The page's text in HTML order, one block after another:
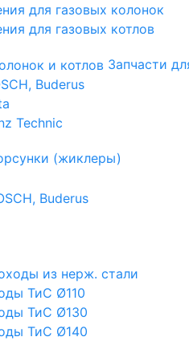
для газовых колонок
для газовых котлов
Запчасти
Buderus
Technic
(жиклеры)
Buderus
из нерж. стали
ТиС Ø110
ТиС Ø130
ТиС Ø140